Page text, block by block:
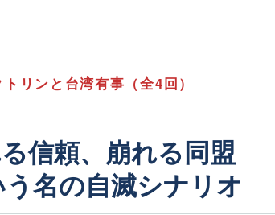
トリンと台湾有事（全4回）
信頼、崩れる同盟
う名の自滅シナリオ